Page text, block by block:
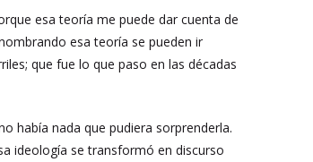
esa teoría me puede dar cuenta de
esa teoría se pueden ir
que fue lo que paso en las décadas
había nada que pudiera sorprenderla.
ideología se transformó en discurso